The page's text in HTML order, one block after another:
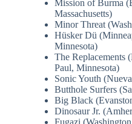
Mission of Burma
Massachusetts)
Minor Threat
Hüsker Dü
Minnesota)
The Replacements
Paul, Minnesota)
Sonic Youth
Butthole Surfers
Big Black
Dinosaur Jr.